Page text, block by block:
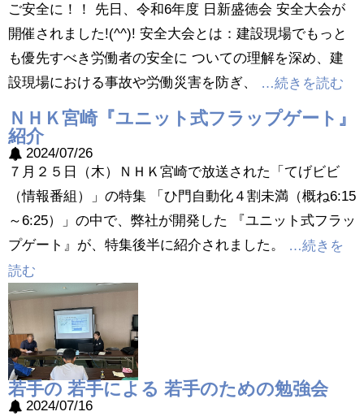
ご安全に！！ 先日、令和6年度 日新盛徳会 安全大会が
開催されました!(^^)! 安全大会とは：建設現場でもっと
も優先すべき労働者の安全に ついての理解を深め、建
設現場における事故や労働災害を防ぎ、
…続きを読む
ＮＨＫ宮崎『ユニット式フラップゲート』
紹介
2024/07/26
７月２５日（木）ＮＨＫ宮崎で放送された「てげビビ
（情報番組）」の特集 「ひ門自動化４割未満（概ね6:15
～6:25）」の中で、弊社が開発した 『ユニット式フラッ
プゲート』が、特集後半に紹介されました。
…続きを
読む
若手の 若手による 若手のための勉強会
2024/07/16